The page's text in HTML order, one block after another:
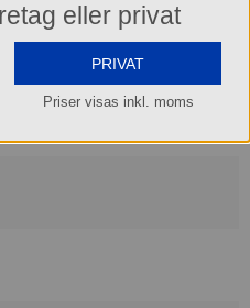
eller privat
PRIVAT
Priser visas inkl. moms